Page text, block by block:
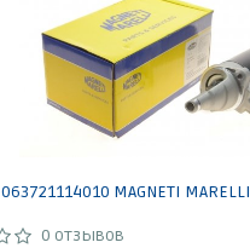
MAGNETI MARELLI
0 отзывов